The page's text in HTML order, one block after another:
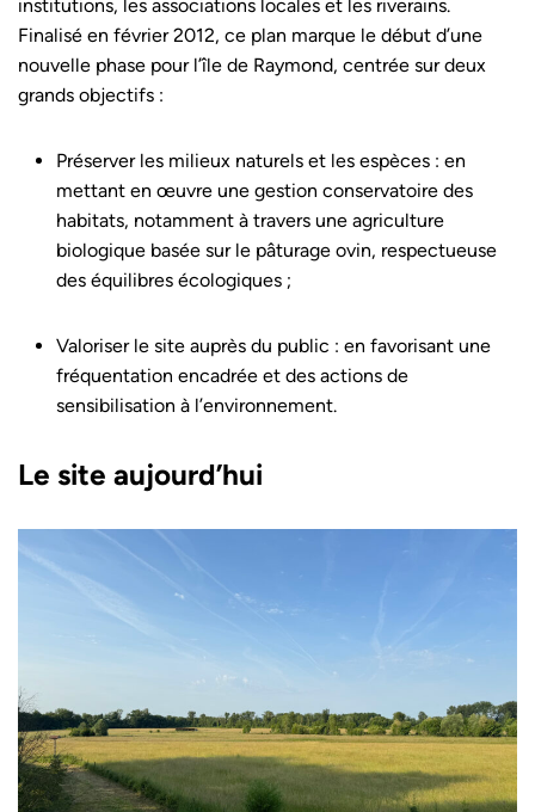
institutions, les associations locales et les riverains.
Finalisé en février 2012, ce plan marque le début d’une
nouvelle phase pour l’île de Raymond, centrée sur deux
grands objectifs :
Préserver les milieux naturels et les espèces : en
mettant en œuvre une gestion conservatoire des
habitats, notamment à travers une agriculture
biologique basée sur le pâturage ovin, respectueuse
des équilibres écologiques ;
Valoriser le site auprès du public : en favorisant une
fréquentation encadrée et des actions de
sensibilisation à l’environnement.
Le site aujourd’hui